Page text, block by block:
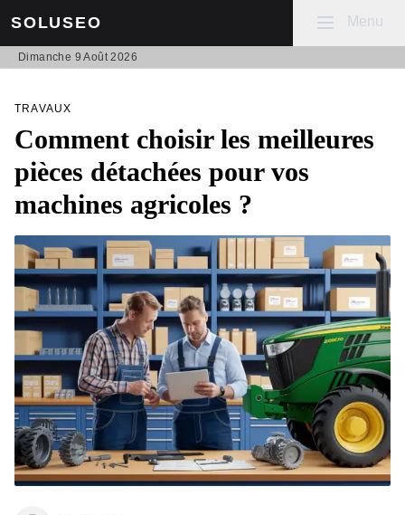
SOLUSEO Mobile menu
Menu
Dimanche 9 Août 2026
TRAVAUX
Comment choisir les meilleures
pièces détachées pour vos
machines agricoles ?